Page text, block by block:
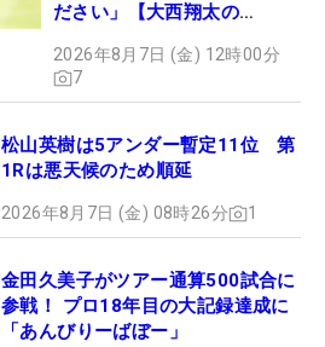
ださい」【大西翔太の
2026年8月7日 (金) 12時00分
7
松山英樹は5アンダー暫定11位 第
1Rは悪天候のため順延
2026年8月7日 (金) 08時26分 1
金田久美子がツアー通算500試合に
参戦！ プロ18年目の大記録達成に
「あんびりーばぼー」